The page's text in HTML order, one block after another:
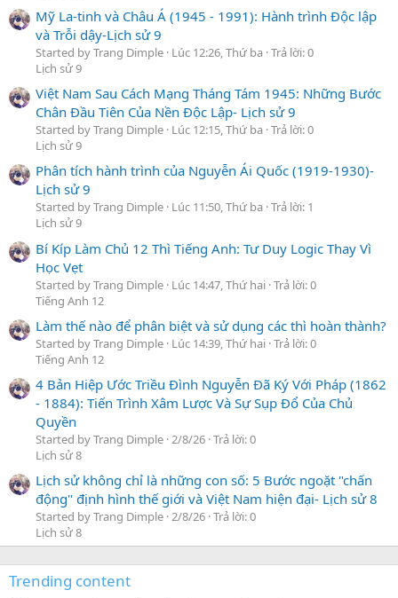
Mỹ La-tinh và Châu Á (1945 - 1991): Hành trình Độc lập
và Trỗi dậy-Lịch sử 9
Started by Trang Dimple Lúc 12:26, Thứ ba Trả lời: 0
Lịch sử 9
Việt Nam Sau Cách Mạng Tháng Tám 1945: Những Bước
Chân Đầu Tiên Của Nền Độc Lập- Lịch sử 9
Started by Trang Dimple Lúc 12:15, Thứ ba Trả lời: 0
Lịch sử 9
Phân tích hành trình của Nguyễn Ái Quốc (1919-1930)-
Lịch sử 9
Started by Trang Dimple Lúc 11:50, Thứ ba Trả lời: 1
Lịch sử 9
Bí Kíp Làm Chủ 12 Thì Tiếng Anh: Tư Duy Logic Thay Vì
Học Vẹt
Started by Trang Dimple Lúc 14:47, Thứ hai Trả lời: 0
Tiếng Anh 12
Làm thế nào để phân biệt và sử dụng các thì hoàn thành?
Started by Trang Dimple Lúc 14:39, Thứ hai Trả lời: 0
Tiếng Anh 12
4 Bản Hiệp Ước Triều Đình Nguyễn Đã Ký Với Pháp (1862
- 1884): Tiến Trình Xâm Lược Và Sự Sụp Đổ Của Chủ
Quyền
Started by Trang Dimple 2/8/26 Trả lời: 0
Lịch sử 8
Lịch sử không chỉ là những con số: 5 Bước ngoặt "chấn
động" định hình thế giới và Việt Nam hiện đại- Lịch sử 8
Started by Trang Dimple 2/8/26 Trả lời: 0
Lịch sử 8
Trending content